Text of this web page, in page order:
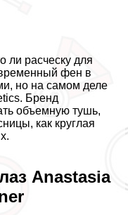
ли расческу для
фен в
но на самом деле
Бренд
объемную тушь,
как круглая
Anastasia